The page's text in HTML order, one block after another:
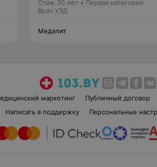
Стаж 30 лет • Первая категория
Врач УЗД
Медэлит
маркетинг Публичный договор
Написать в поддержку Персональные